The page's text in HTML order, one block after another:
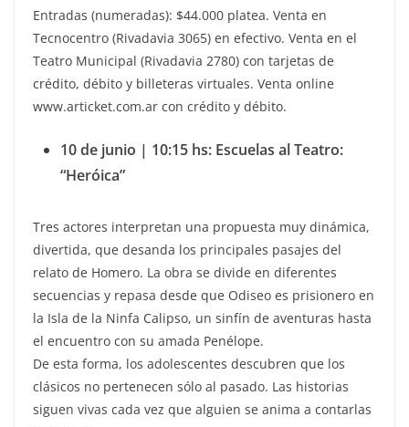
Entradas (numeradas): $44.000 platea. Venta en
Tecnocentro (Rivadavia 3065) en efectivo. Venta en el
Teatro Municipal (Rivadavia 2780) con tarjetas de
crédito, débito y billeteras virtuales. Venta online
www.articket.com.ar con crédito y débito.
10 de junio | 10:15 hs: Escuelas al Teatro:
“Heróica”
Tres actores interpretan una propuesta muy dinámica,
divertida, que desanda los principales pasajes del
relato de Homero. La obra se divide en diferentes
secuencias y repasa desde que Odiseo es prisionero en
la Isla de la Ninfa Calipso, un sinfín de aventuras hasta
el encuentro con su amada Penélope.
De esta forma, los adolescentes descubren que los
clásicos no pertenecen sólo al pasado. Las historias
siguen vivas cada vez que alguien se anima a contarlas